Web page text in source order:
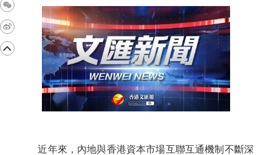
近年來，內地與香港資本市場互聯互通機制不斷深